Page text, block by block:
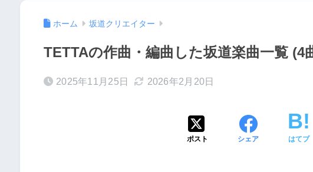
ホーム 坂道クリエイター
TETTAの作曲・編曲した坂道楽曲一覧 (4
2025年11月25日 2026年2月20日
ポスト シェア はてブ